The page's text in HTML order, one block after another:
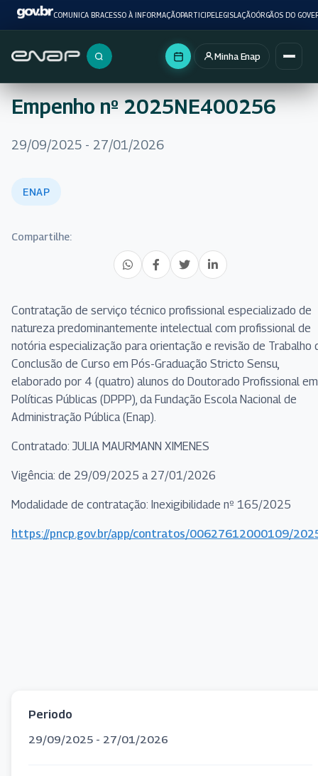
COMUNICA BRACESSO À INFORMAÇÃOPARTICIPELEGISLAÇÃOÓRGÃOS DO
Buscar no portal
Minha Enap
Empenho nº 2025NE400256
29/09/2025 - 27/01/2026
ENAP
Compartilhe:
Contratação de serviço técnico profissional especializado de
natureza predominantemente intelectual com profissional de
notória especialização para orientação e revisão de Trabalho
Conclusão de Curso em Pós-Graduação Stricto Sensu,
elaborado por 4 (quatro) alunos do Doutorado Profissional em
Políticas Públicas (DPPP), da Fundação Escola Nacional de
Administração Pública (Enap).
Contratado: JULIA MAURMANN XIMENES
Vigência: de 29/09/2025 a 27/01/2026
Modalidade de contratação: Inexigibilidade nº 165/2025
https://pncp.gov.br/app/contratos/00627612000109/
Periodo
29/09/2025 - 27/01/2026